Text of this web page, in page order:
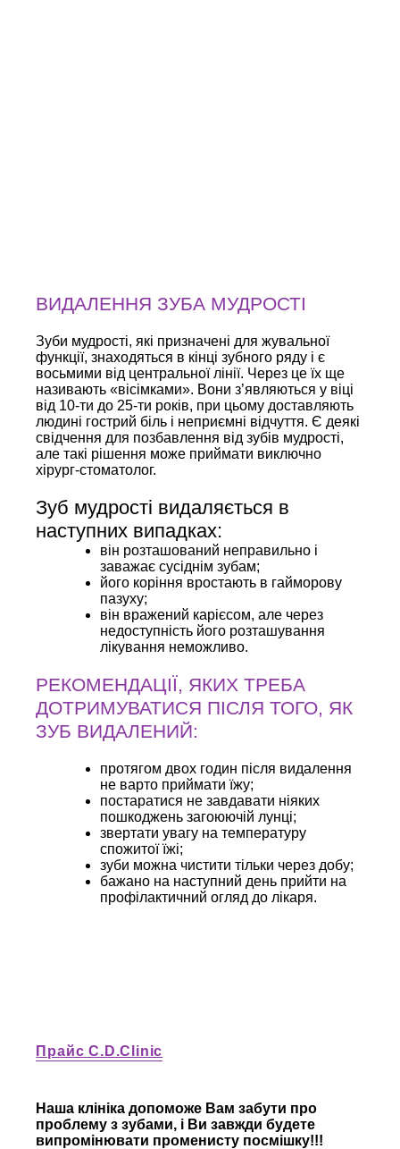
ВИДАЛЕННЯ ЗУБА МУДРОСТІ
Зуби мудрості, які призначені для жувальної
функції, знаходяться в кінці зубного ряду і є
восьмими від центральної лінії. Через це їх ще
називають «вісімками». Вони з’являються у віці
від 10-ти до 25-ти років, при цьому доставляють
людині гострий біль і неприємні відчуття. Є деякі
свідчення для позбавлення від зубів мудрості,
але такі рішення може приймати виключно
хірург-стоматолог.
Зуб мудрості видаляється в
наступних випадках:
він розташований неправильно і
заважає сусіднім зубам;
його коріння вростають в гайморову
пазуху;
він вражений карієсом, але через
недоступність його розташування
лікування неможливо.
РЕКОМЕНДАЦІЇ, ЯКИХ ТРЕБА
ДОТРИМУВАТИСЯ ПІСЛЯ ТОГО, ЯК
ЗУБ ВИДАЛЕНИЙ:
протягом двох годин після видалення
не варто приймати їжу;
постаратися не завдавати ніяких
пошкоджень загоюючій лунці;
звертати увагу на температуру
спожитої їжі;
зуби можна чистити тільки через добу;
бажано на наступний день прийти на
профілактичний огляд до лікаря.
Прайс C.D.Clinic
Наша клініка допоможе Вам забути про
проблему з зубами, і Ви завжди будете
випромінювати променисту посмішку!!!